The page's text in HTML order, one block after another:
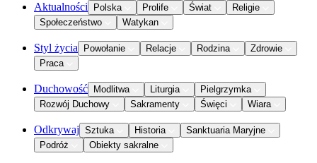
Aktualności Polska Prolife Świat
Religie
Społeczeństwo
Watykan
Styl życia Powołanie Relacje Rodzina
Zdrowie
Praca
Duchowość Modlitwa Liturgia
Pielgrzymka
Rozwój Duchowy
Sakramenty Święci Wiara
Odkrywaj Sztuka Historia
Sanktuaria Maryjne
Podróż
Obiekty sakralne